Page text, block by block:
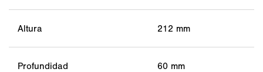
Altura 212 mm
Profundidad 60 mm